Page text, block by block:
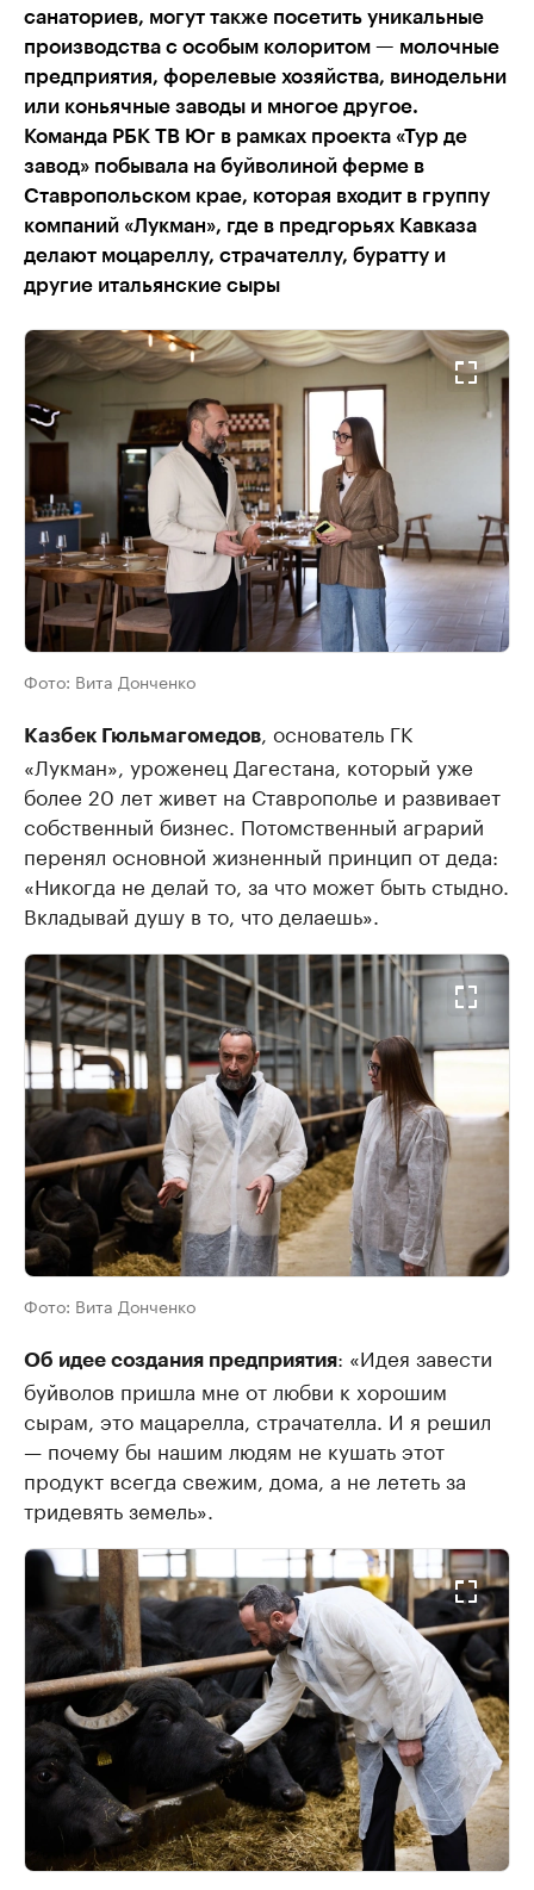
санаториев, могут также посетить уникальные
производства с особым колоритом — молочные
предприятия, форелевые хозяйства, винодельни
или коньячные заводы и многое другое.
Команда РБК ТВ Юг в рамках проекта «Тур де
завод» побывала на буйволиной ферме в
Ставропольском крае, которая входит в группу
компаний «Лукман», где в предгорьях Кавказа
делают моцареллу, страчателлу, буратту и
другие итальянские сыры
Фото: Вита Донченко
Казбек Гюльмагомедов , основатель ГК
«Лукман», уроженец Дагестана, который уже
более 20 лет живет на Ставрополье и развивает
собственный бизнес. Потомственный аграрий
перенял основной жизненный принцип от деда:
«Никогда не делай то, за что может быть стыдно.
Вкладывай душу в то, что делаешь».
Фото: Вита Донченко
Об идее создания предприятия: «Идея завести
буйволов пришла мне от любви к хорошим
сырам, это мацарелла, страчателла. И я решил
— почему бы нашим людям не кушать этот
продукт всегда свежим, дома, а не лететь за
тридевять земель».